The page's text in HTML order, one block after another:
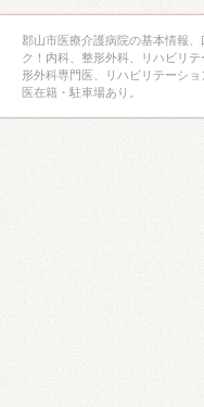
郡山市医療介護病院の基本情報
ク！内科、整形外科、リハビリ
形外科専門医、リハビリテーシ
医在籍・駐車場あり。